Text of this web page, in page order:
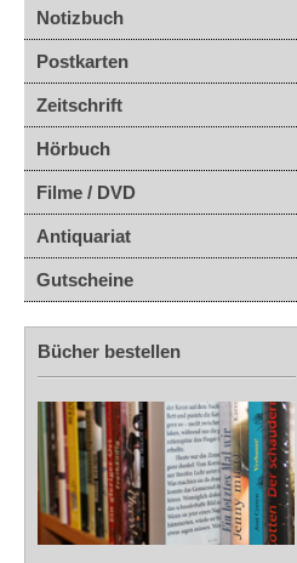
Notizbuch
Postkarten
Zeitschrift
Hörbuch
Filme / DVD
Antiquariat
Gutscheine
Bücher bestellen